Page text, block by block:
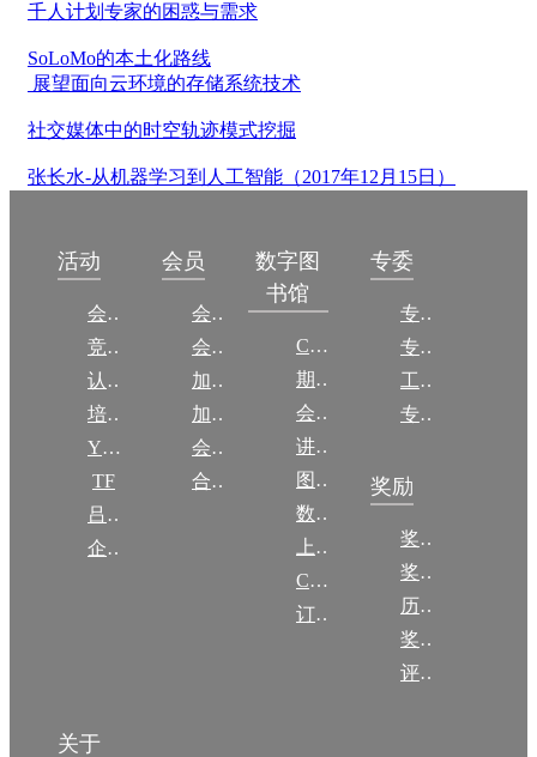
千人计划专家的困惑与需求
SoLoMo的本土化路线
展望面向云环境的存储系统技术
社交媒体中的时空轨迹模式挖掘
张长水-从机器学习到人工智能（2017年12月15日）
活动
会议
竞赛
认证
培训
YOCSEF
TF
吕梁振兴
企智会
会员
会员简介
会员权益
加入CCF
加入CCF
会员交费
合作伙伴
数字图
书馆
CCCF
期刊
会议
讲稿
图集
数图编审委员会
上传/发布作品
CCF DL Focus
订阅《计算》
专委
专委简介
专委条例
工作问答
专委名单
奖励
奖励动态
奖励目录
历年获奖名单
奖项推荐
评奖条例
关于